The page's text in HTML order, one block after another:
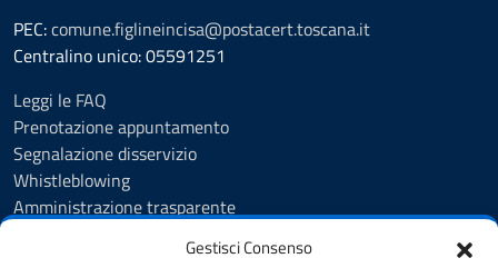
Gestisci Consenso
PEC:comune.figlineincisa@postacert.toscana.it
Centralino unico: 05591251
Leggi le FAQ
Prenotazione appuntamento
Segnalazione disservizio
Whistleblowing
Amministrazione trasparente